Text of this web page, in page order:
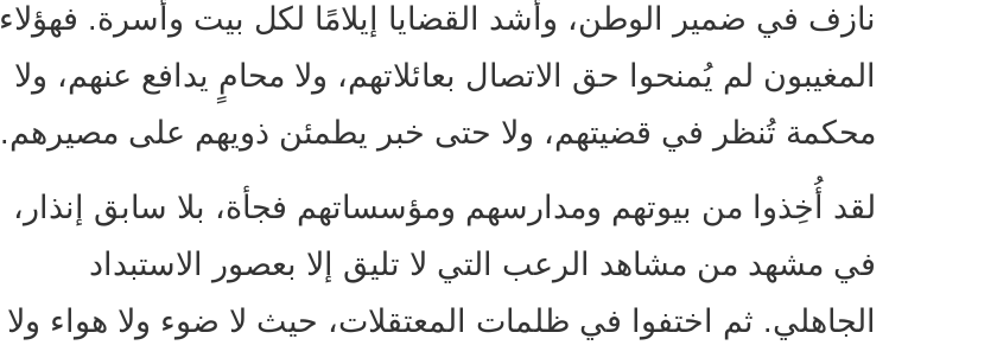
نازف في ضمير الوطن، وأشد القضايا إيلامًا لكل بيت وأسرة. فهؤلاء
المغيبون لم يُمنحوا حق الاتصال بعائلاتهم، ولا محامٍ يدافع عنهم، ولا
محكمة تُنظر في قضيتهم، ولا حتى خبر يطمئن ذويهم على مصيرهم.
لقد أُخِذوا من بيوتهم ومدارسهم ومؤسساتهم فجأة، بلا سابق إنذار،
في مشهد من مشاهد الرعب التي لا تليق إلا بعصور الاستبداد
الجاهلي. ثم اختفوا في ظلمات المعتقلات، حيث لا ضوء ولا هواء ولا